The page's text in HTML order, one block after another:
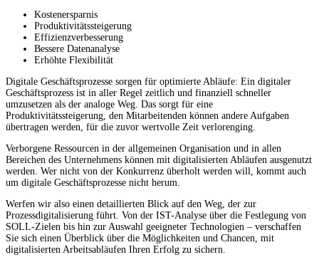
Kostenersparnis
Produktivitätssteigerung
Effizienzverbesserung
Bessere Datenanalyse
Erhöhte Flexibilität
Digitale Geschäftsprozesse sorgen für optimierte Abläufe: Ein digitaler
Geschäftsprozess ist in aller Regel zeitlich und finanziell schneller
umzusetzen als der analoge Weg. Das sorgt für eine
Produktivitätssteigerung, den Mitarbeitenden können andere Aufgaben
übertragen werden, für die zuvor wertvolle Zeit verlorenging.
Verborgene Ressourcen in der allgemeinen Organisation und in allen
Bereichen des Unternehmens können mit digitalisierten Abläufen ausgenutzt
werden. Wer nicht von der Konkurrenz überholt werden will, kommt auch
um digitale Geschäftsprozesse nicht herum.
Werfen wir also einen detaillierten Blick auf den Weg, der zur
Prozessdigitalisierung führt. Von der IST-Analyse über die Festlegung von
SOLL-Zielen bis hin zur Auswahl geeigneter Technologien – verschaffen
Sie sich einen Überblick über die Möglichkeiten und Chancen, mit
digitalisierten Arbeitsabläufen Ihren Erfolg zu sichern.